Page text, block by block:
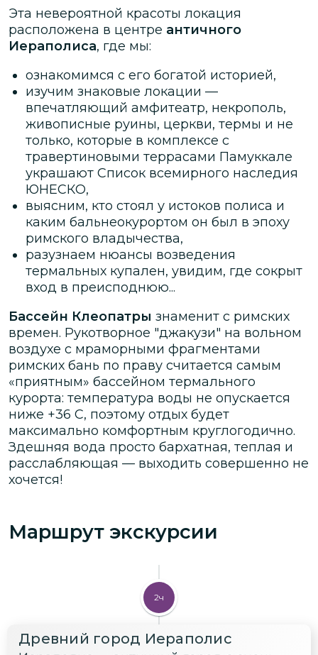
Эта невероятной красоты локация
расположена в центре античного
Иераполиса, где мы:
ознакомимся с его богатой историей,
изучим знаковые локации —
впечатляющий амфитеатр, некрополь,
живописные руины, церкви, термы и не
только, которые в комплексе с
травертиновыми террасами Памуккале
украшают Список всемирного наследия
ЮНЕСКО,
выясним, кто стоял у истоков полиса и
каким бальнеокурортом он был в эпоху
римского владычества,
разузнаем нюансы возведения
термальных купален, увидим, где сокрыт
вход в преисподнюю...
Бассейн Клеопатры знаменит с римских
времен. Рукотворное "джакузи" на вольном
воздухе с мраморными фрагментами
римских бань по праву считается самым
«приятным» бассейном термального
курорта: температура воды не опускается
ниже +36 С, поэтому отдых будет
максимально комфортным круглогодично.
Здешняя вода просто бархатная, теплая и
расслабляющая — выходить совершенно не
хочется!
Маршрут экскурсии
2ч
Древний город Иераполис